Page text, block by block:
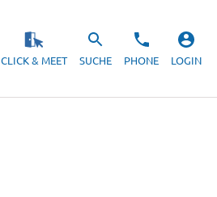
CLICK & MEET SUCHE PHONE LOGIN